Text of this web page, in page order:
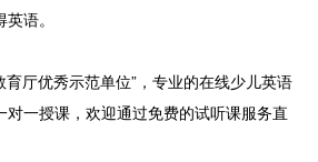
语。
厅优秀示范单位”，专业的在线少儿英语
一授课，欢迎通过免费的试听课服务直